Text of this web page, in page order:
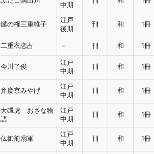
中期
鑓の権三重帷子
江戸
後期
刊 和 1冊
二重衣恋占 － 刊 和 1冊
今川了俊
江戸
中期
刊 和 1冊
弁慶京みやげ
江戸
中期
刊 和 1冊
大磯虎 おさな物
語
江戸
中期
刊 和 1冊
仏御前扇軍
江戸
中期
刊 和 1冊